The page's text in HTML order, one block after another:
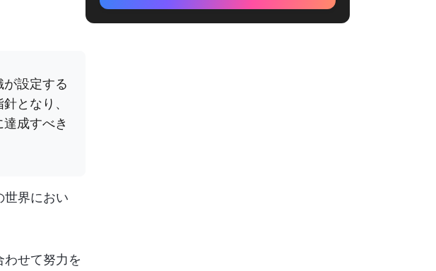
設定する
となり、
成すべき
世界におい
せて努力を